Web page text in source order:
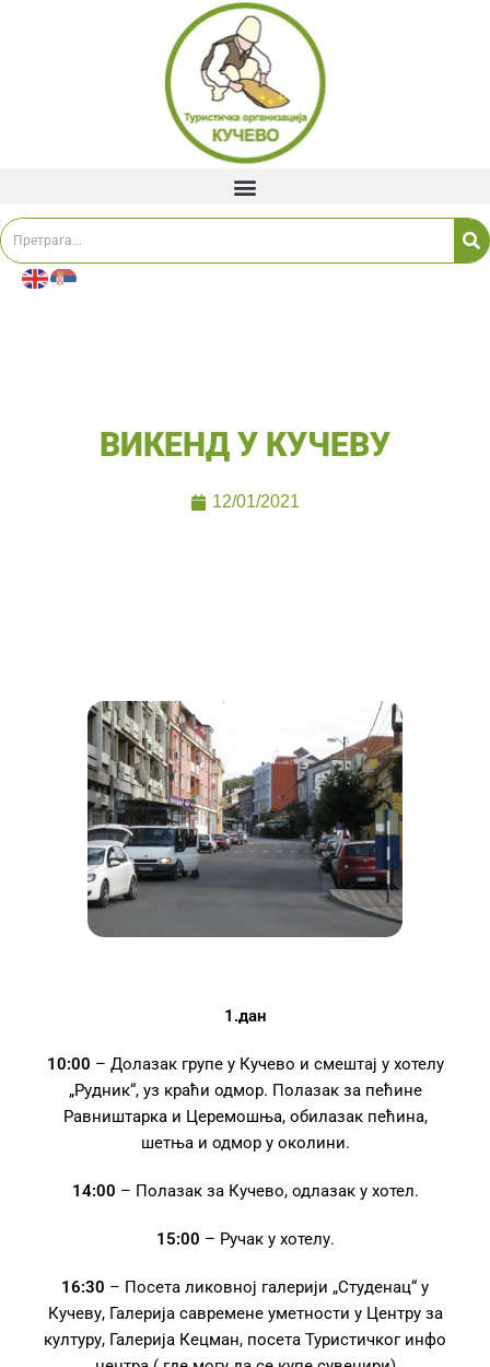
ВИКЕНД У КУЧЕВУ
12/01/2021
1.дан
10:00 – Долазак групе у Кучево и смештај у хотелу
„Рудник“, уз краћи одмор. Полазак за пећине
Равништарка и Церемошња, обилазак пећина,
шетња и одмор у околини.
14:00 – Полазак за Кучево, одлазак у хотел.
15:00 – Ручак у хотелу.
16:30 – Посета ликовној галерији „Студенац“ у
Кучеву, Галерија савремене уметности у Центру за
културу, Галерија Кецман, посета Туристичког инфо